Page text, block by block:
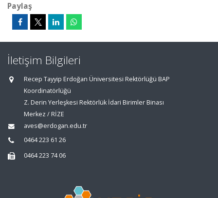
Paylaş
İletişim Bilgileri
Recep Tayyip Erdoğan Üniversitesi Rektörlüğü BAP
Koordinatörlüğü
Z. Derin Yerleşkesi Rektörlük İdari Birimler Binası
Merkez / RİZE
aves@erdogan.edu.tr
0464 223 61 26
0464 223 74 06